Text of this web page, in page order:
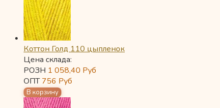
Коттон Голд 110 цыпленок
Цена склада:
РОЗН 1 058,40 Руб
ОПТ756 Руб